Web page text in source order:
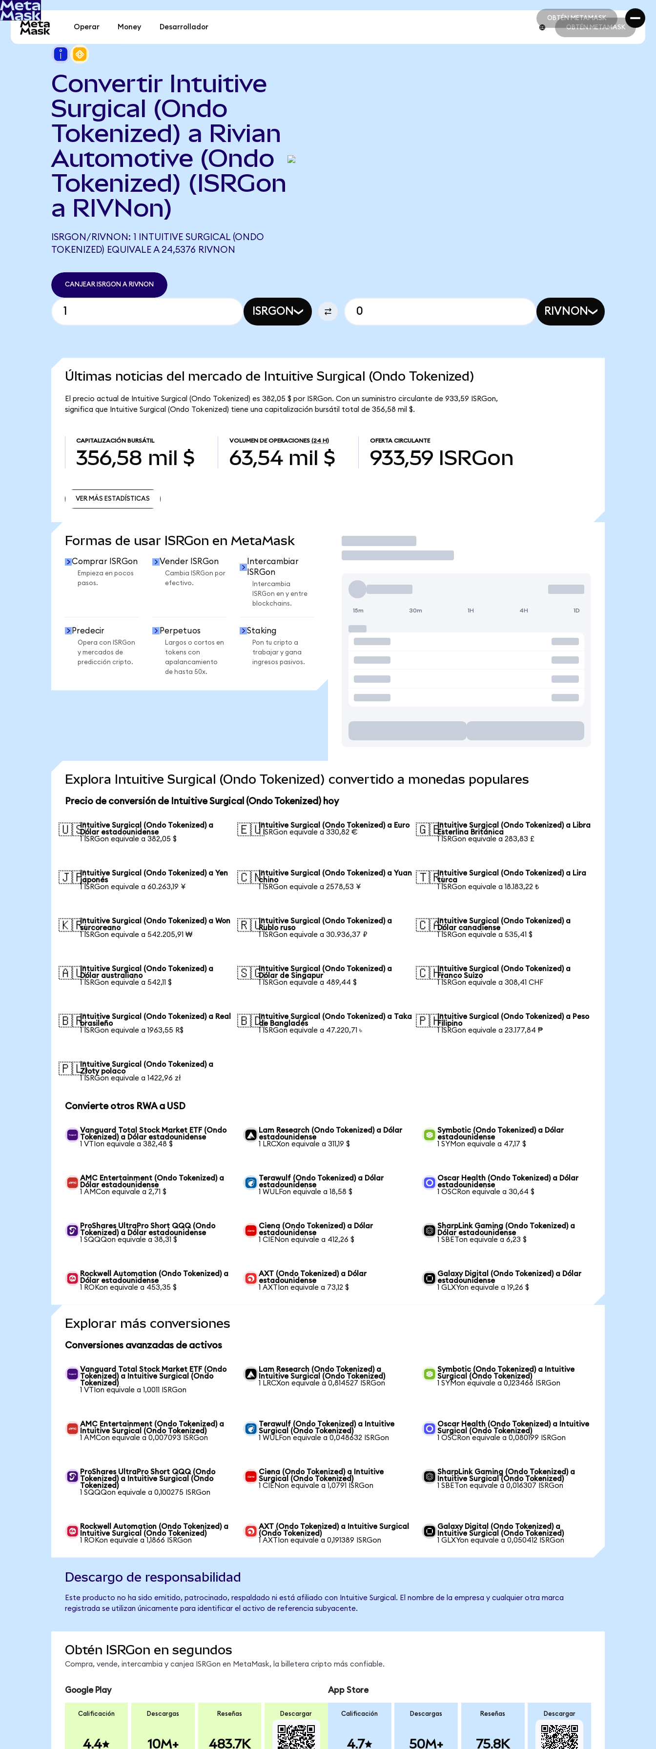
OBTÉN METAMASK
OBTÉN METAMASK
Operar Money Desarrollador OBTÉN METAMASK
Convertir Intuitive
Surgical (Ondo
Tokenized) a Rivian
Automotive (Ondo
Tokenized) (ISRGon
a RIVNon)
ISRGON/RIVNON: 1 INTUITIVE SURGICAL (ONDO
TOKENIZED) EQUIVALE A 24,5376 RIVNON
CANJEAR ISRGON A RIVNON
ISRGON RIVNON
Últimas noticias del mercado de Intuitive Surgical (Ondo Tokenized)
El precio actual de Intuitive Surgical (Ondo Tokenized) es 382,05 $ por ISRGon. Con un suministro circulante de 933,59 ISRGon,
significa que Intuitive Surgical (Ondo Tokenized) tiene una capitalización bursátil total de 356,58 mil $.
CAPITALIZACIÓN BURSÁTIL
356,58 mil $
VOLUMEN DE OPERACIONES (24 H)
63,54 mil $
OFERTA CIRCULANTE
933,59 ISRGon
VER MÁS ESTADÍSTICAS
Formas de usar ISRGon en MetaMask
Comprar ISRGon
Empieza en pocos
pasos.
Vender ISRGon
Cambia ISRGon por
efectivo.
Intercambiar
ISRGon
Intercambia
ISRGon en y entre
blockchains.
Predecir
Opera con ISRGon
y mercados de
predicción cripto.
Perpetuos
Largos o cortos en
tokens con
apalancamiento
de hasta 50x.
Staking
Pon tu cripto a
trabajar y gana
ingresos pasivos.
Operar
15m 30m 1H 4H 1D
Explora Intuitive Surgical (Ondo Tokenized) convertido a monedas populares
Precio de conversión de Intuitive Surgical (Ondo Tokenized) hoy
🇺🇸Intuitive Surgical (Ondo Tokenized) a
Dólar estadounidense
1 ISRGon equivale a 382,05 $
🇪🇺Intuitive Surgical (Ondo Tokenized) a Euro
1 ISRGon equivale a 330,82 €
🇬🇧Intuitive Surgical (Ondo Tokenized) a Libra
Esterlina Británica
1 ISRGon equivale a 283,83 £
🇯🇵Intuitive Surgical (Ondo Tokenized) a Yen
japonés
1 ISRGon equivale a 60.263,19 ¥
🇨🇳Intuitive Surgical (Ondo Tokenized) a Yuan
chino
1 ISRGon equivale a 2578,53 ¥
🇹🇷Intuitive Surgical (Ondo Tokenized) a Lira
turca
1 ISRGon equivale a 18.183,22 ₺
🇰🇷Intuitive Surgical (Ondo Tokenized) a Won
surcoreano
1 ISRGon equivale a 542.205,91 ₩
🇷🇺Intuitive Surgical (Ondo Tokenized) a
Rublo ruso
1 ISRGon equivale a 30.936,37 ₽
🇨🇦Intuitive Surgical (Ondo Tokenized) a
Dólar canadiense
1 ISRGon equivale a 535,41 $
🇦🇺Intuitive Surgical (Ondo Tokenized) a
Dólar australiano
1 ISRGon equivale a 542,11 $
🇸🇬Intuitive Surgical (Ondo Tokenized) a
Dólar de Singapur
1 ISRGon equivale a 489,44 $
🇨🇭Intuitive Surgical (Ondo Tokenized) a
Franco Suizo
1 ISRGon equivale a 308,41 CHF
🇧🇷Intuitive Surgical (Ondo Tokenized) a Real
brasileño
1 ISRGon equivale a 1963,55 R$
🇧🇩Intuitive Surgical (Ondo Tokenized) a Taka
de Bangladés
1 ISRGon equivale a 47.220,71 ৳
🇵🇭Intuitive Surgical (Ondo Tokenized) a Peso
Filipino
1 ISRGon equivale a 23.177,84 ₱
🇵🇱Intuitive Surgical (Ondo Tokenized) a
Złoty polaco
1 ISRGon equivale a 1422,96 zł
Convierte otros RWA a USD
Vanguard Total Stock Market ETF (Ondo
Tokenized) a Dólar estadounidense
1 VTIon equivale a 382,48 $
Lam Research (Ondo Tokenized) a Dólar
estadounidense
1 LRCXon equivale a 311,19 $
Symbotic (Ondo Tokenized) a Dólar
estadounidense
1 SYMon equivale a 47,17 $
AMC Entertainment (Ondo Tokenized) a
Dólar estadounidense
1 AMCon equivale a 2,71 $
Terawulf (Ondo Tokenized) a Dólar
estadounidense
1 WULFon equivale a 18,58 $
Oscar Health (Ondo Tokenized) a Dólar
estadounidense
1 OSCRon equivale a 30,64 $
ProShares UltraPro Short QQQ (Ondo
Tokenized) a Dólar estadounidense
1 SQQQon equivale a 38,31 $
Ciena (Ondo Tokenized) a Dólar
estadounidense
1 CIENon equivale a 412,26 $
SharpLink Gaming (Ondo Tokenized) a
Dólar estadounidense
1 SBETon equivale a 6,23 $
Rockwell Automation (Ondo Tokenized) a
Dólar estadounidense
1 ROKon equivale a 453,35 $
AXT (Ondo Tokenized) a Dólar
estadounidense
1 AXTIon equivale a 73,12 $
Galaxy Digital (Ondo Tokenized) a Dólar
estadounidense
1 GLXYon equivale a 19,26 $
Explorar más conversiones
Conversiones avanzadas de activos
Vanguard Total Stock Market ETF (Ondo
Tokenized) a Intuitive Surgical (Ondo
Tokenized)
1 VTIon equivale a 1,0011 ISRGon
Lam Research (Ondo Tokenized) a
Intuitive Surgical (Ondo Tokenized)
1 LRCXon equivale a 0,814527 ISRGon
Symbotic (Ondo Tokenized) a Intuitive
Surgical (Ondo Tokenized)
1 SYMon equivale a 0,123466 ISRGon
AMC Entertainment (Ondo Tokenized) a
Intuitive Surgical (Ondo Tokenized)
1 AMCon equivale a 0,007093 ISRGon
Terawulf (Ondo Tokenized) a Intuitive
Surgical (Ondo Tokenized)
1 WULFon equivale a 0,048632 ISRGon
Oscar Health (Ondo Tokenized) a Intuitive
Surgical (Ondo Tokenized)
1 OSCRon equivale a 0,080199 ISRGon
ProShares UltraPro Short QQQ (Ondo
Tokenized) a Intuitive Surgical (Ondo
Tokenized)
1 SQQQon equivale a 0,100275 ISRGon
Ciena (Ondo Tokenized) a Intuitive
Surgical (Ondo Tokenized)
1 CIENon equivale a 1,0791 ISRGon
SharpLink Gaming (Ondo Tokenized) a
Intuitive Surgical (Ondo Tokenized)
1 SBETon equivale a 0,016307 ISRGon
Rockwell Automation (Ondo Tokenized) a
Intuitive Surgical (Ondo Tokenized)
1 ROKon equivale a 1,1866 ISRGon
AXT (Ondo Tokenized) a Intuitive Surgical
(Ondo Tokenized)
1 AXTIon equivale a 0,191389 ISRGon
Galaxy Digital (Ondo Tokenized) a
Intuitive Surgical (Ondo Tokenized)
1 GLXYon equivale a 0,050412 ISRGon
Descargo de responsabilidad
Este producto no ha sido emitido, patrocinado, respaldado ni está afiliado con Intuitive Surgical. El nombre de la empresa y cualquier otra marca
registrada se utilizan únicamente para identificar el activo de referencia subyacente.
Obtén ISRGon en segundos
Compra, vende, intercambia y canjea ISRGon en MetaMask, la billetera cripto más confiable.
Google Play
Calificación
4.4
Descargas
10M+
Reseñas
483.7K
Descargar
App Store
Calificación
4.7
Descargas
50M+
Reseñas
75.8K
Descargar